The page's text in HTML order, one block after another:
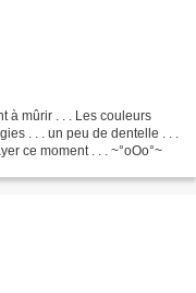
à mûrir . . . Les couleurs
. . . un peu de dentelle . . .
ce moment . . . ~°oOo°~